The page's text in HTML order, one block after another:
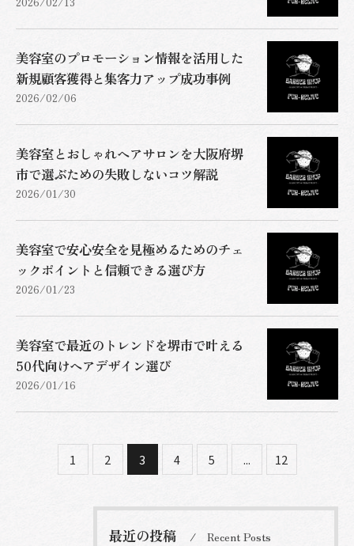
美容室のプロモーション情報を活用した
新規顧客獲得と集客力アップ成功事例
2026/02/06
美容室とおしゃれヘアサロンを大阪府堺
市で選ぶための失敗しないコツ解説
2026/01/30
美容室で安心安全を見極めるためのチェ
ックポイントと信頼できる選び方
2026/01/23
美容室で最近のトレンドを堺市で叶える
50代向けヘアデザイン選び
2026/01/16
1 2 3 4 5 ... 12
最近の投稿 Recent Posts